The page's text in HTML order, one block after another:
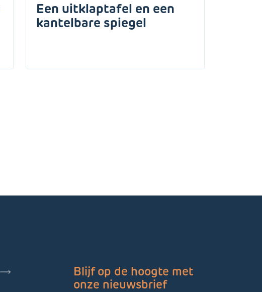
Een uitklaptafel en een
kantelbare spiegel
Blijf op de hoogte met
onze nieuwsbrief